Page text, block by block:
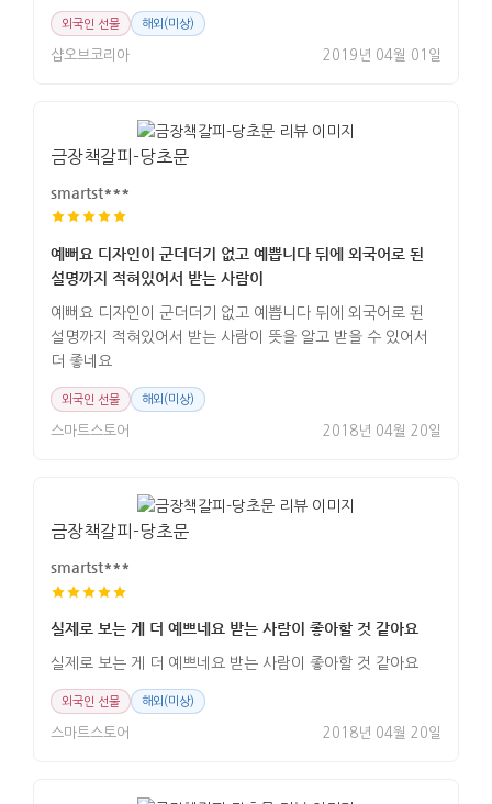
외국인 선물 해외(미상)
샵오브코리아 2019년 04월 01일
금장책갈피-당초문
smartst***
예뻐요 디자인이 군더더기 없고 예쁩니다 뒤에 외국어로 된
설명까지 적혀있어서 받는 사람이
예뻐요 디자인이 군더더기 없고 예쁩니다 뒤에 외국어로 된
설명까지 적혀있어서 받는 사람이 뜻을 알고 받을 수 있어서
더 좋네요
외국인 선물 해외(미상)
스마트스토어 2018년 04월 20일
금장책갈피-당초문
smartst***
실제로 보는 게 더 예쁘네요 받는 사람이 좋아할 것 같아요
실제로 보는 게 더 예쁘네요 받는 사람이 좋아할 것 같아요
외국인 선물 해외(미상)
스마트스토어 2018년 04월 20일